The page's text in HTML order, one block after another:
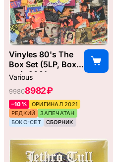
Vinyles 80's The
Box Set (5LP, Box-
set), 2021
Various
99808982 ₽
–10%
ОРИГИНАЛ 2021
РЕДКИЙ
ЗАПЕЧАТАН
БОКС-СЕТ
СБОРНИК